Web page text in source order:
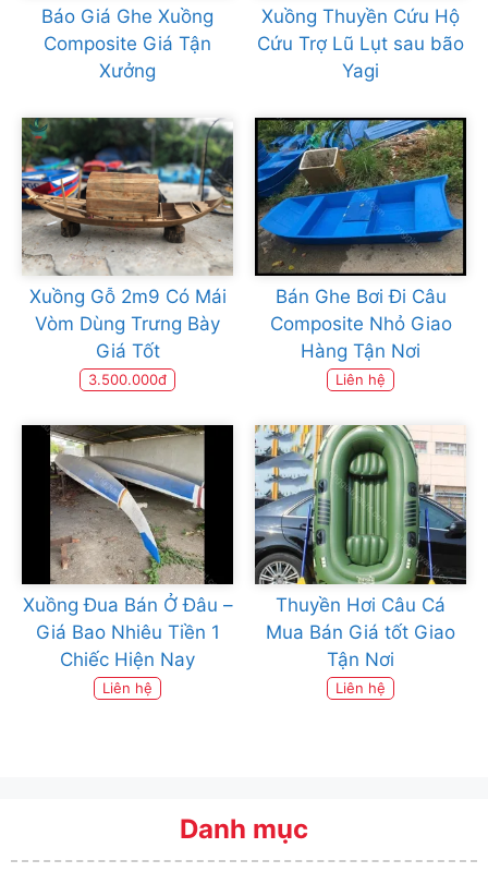
Báo Giá Ghe Xuồng
Composite Giá Tận
Xưởng
Xuồng Thuyền Cứu Hộ
Cứu Trợ Lũ Lụt sau bão
Yagi
Xuồng Gỗ 2m9 Có Mái
Vòm Dùng Trưng Bày
Giá Tốt
3.500.000đ
Bán Ghe Bơi Đi Câu
Composite Nhỏ Giao
Hàng Tận Nơi
Liên hệ
Xuồng Đua Bán Ở Đâu –
Giá Bao Nhiêu Tiền 1
Chiếc Hiện Nay
Liên hệ
Thuyền Hơi Câu Cá
Mua Bán Giá tốt Giao
Tận Nơi
Liên hệ
Danh mục